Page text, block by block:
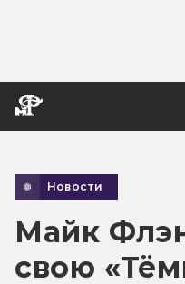
Новости
Майк
свою